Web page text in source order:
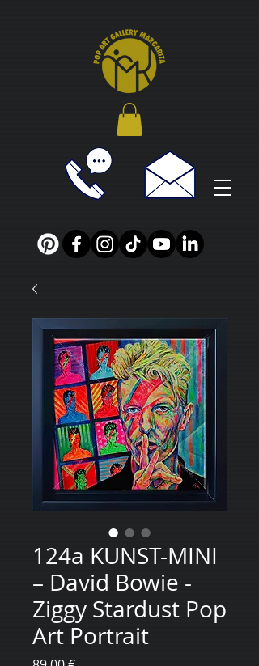
124a KUNST-MINI
– David Bowie -
Ziggy Stardust Pop
Art Portrait